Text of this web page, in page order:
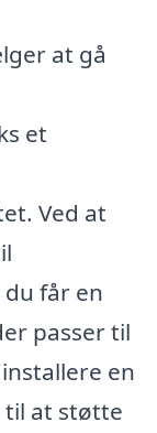
at gå
et
Ved at
får en
passer til
en
til at støtte